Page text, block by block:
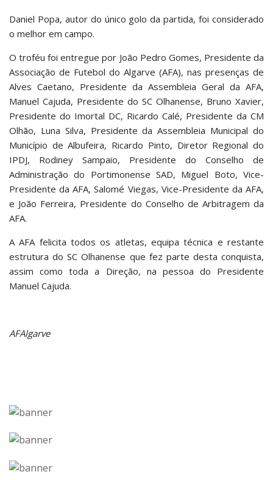
Daniel Popa, autor do único golo da partida, foi considerado
o melhor em campo.
O troféu foi entregue por João Pedro Gomes, Presidente da
Associação de Futebol do Algarve (AFA), nas presenças de
Alves Caetano, Presidente da Assembleia Geral da AFA,
Manuel Cajuda, Presidente do SC Olhanense, Bruno Xavier,
Presidente do Imortal DC, Ricardo Calé, Presidente da CM
Olhão, Luna Silva, Presidente da Assembleia Municipal do
Município de Albufeira, Ricardo Pinto, Diretor Regional do
IPDJ, Rodiney Sampaio, Presidente do Conselho de
Administração do Portimonense SAD, Miguel Boto, Vice-
Presidente da AFA, Salomé Viegas, Vice-Presidente da AFA,
e João Ferreira, Presidente do Conselho de Arbitragem da
AFA.
A AFA felicita todos os atletas, equipa técnica e restante
estrutura do SC Olhanense que fez parte desta conquista,
assim como toda a Direção, na pessoa do Presidente
Manuel Cajuda.
AFAlgarve